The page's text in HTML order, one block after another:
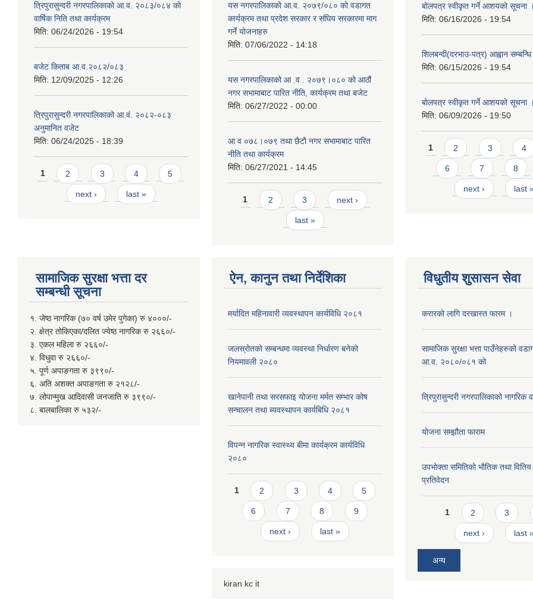
त्रिपुरासुन्दरी नगरपालिकाको आ.व. २०८३/०८४ को
वार्षिक निति तथा कार्यक्रम
मिति: 06/24/2026 - 19:54
बजेट किताब आ.व.२०८२/०८३
मिति: 12/09/2025 - 12:26
त्रिपुरासुन्दरी नगरपालिकाको आ.वं. २०८२-०८३
अनुमानित वजेट
मिति: 06/24/2025 - 18:39
Pages
1 2 3 4 5
next › last »
यस नगरपालिकाको आ.व. २०७९/०८० को वडागत
कार्यक्रम तथा प्रदेश सरकार र संघिय सरकारमा माग
गर्ने याेजनाहरु
मिति: 07/06/2022 - 14:18
यस नगरपालिकाको आ‍ .व . २०७९।०८० को आठौं
नगर सभामाबाट पारित नीति, कार्यक्रम तथा बजेट
मिति: 06/27/2022 - 00:00
आ‍ व ०७८।०७९ तथा छैटाै नगर सभामाबाट पारित
नीति तथा कार्यक्रम
मिति: 06/27/2021 - 14:45
Pages
1 2 3 next ›
last »
बोलपत्र स्वीकृत गर्ने आशयको सूचना ।
मिति: 06/16/2026 - 19:54
शिलबन्दी(दरभाउ-पत्र) आह्वान
मिति: 06/15/2026 - 19:54
बोलपत्र स्वीकृत गर्ने आशयको सूचना ।
मिति: 06/09/2026 - 19:50
Pages
1 2 3 4
6 7 8
next › last
सामाजिक सुरक्षा भत्ता दर
सम्बन्धी सूचना
१. जेष्ठ नागरिक (७० वर्ष उमेर पुगेका) रु ४०००/-
२. क्षेत्र तोकिएका/दलित ज्येष्ठ नागरिक रु २६६०/-
३. एकल महिला रु २६६०/-
४. विधुवा रु २६६०/-
५. पूर्ण अपाङगता रु ३९९०/-
६. अति अशक्त अपाङगता रु २१२८/-
७. लोपान्मुख आदिवासी जनजाति रु ३९९०/-
८. बालबालिका रु ५३२/-
ऐन, कानुन तथा निर्देशिका
मर्यादित महिनावारी व्यवस्थापन कार्यविधि २०८१
जलस्रोतको सम्बन्धमा व्यवस्था निर्धारण बनेको
नियमावली २०८०
खानेपानी तथा सरसफाइ योजना मर्मत सम्भार कोष
सन्चालन तथा ब्यवस्थापन कार्यबिधि २०८१
विपन्न नागरिक स्वास्थ्य बीमा कार्यक्रम कार्यविधि
२०८०
Pages
1 2 3 4 5
6 7 8 9
next › last »
kiran kc it
विधुतीय शुसासन सेवा
करारको लागि दरखास्त फारम ।
सामाजिक सुरक्षा भत्ता पाउँनेहरुको
आ.व. २०८०/०८१ को
त्रिपुरासुन्दरी नगरपालिकाको नागरिक
याेजना सम्झौता फाराम
उपभाेक्ता समितिकाे भाैतिक तथा
प्रतिवेदन
Pages
1 2 3
next › last
अन्य